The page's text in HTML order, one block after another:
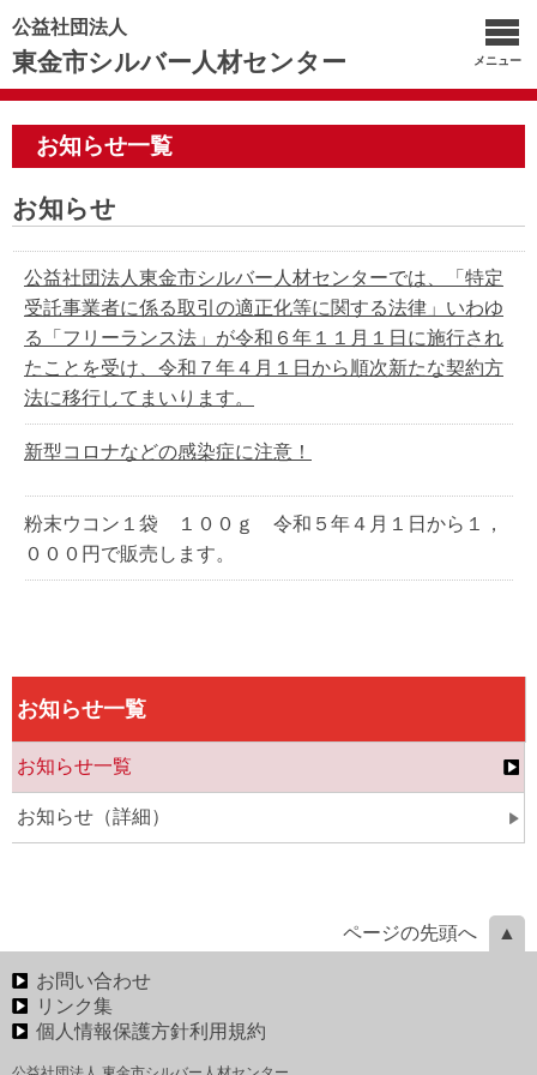
公益社団法人
東金市シルバー人材センター メニュー
お知らせ一覧
お知らせ
公益社団法人東金市シルバー人材センターでは、「特定
受託事業者に係る取引の適正化等に関する法律」いわゆ
る「フリーランス法」が令和６年１１月１日に施行され
たことを受け、令和７年４月１日から順次新たな契約方
法に移行してまいります。
新型コロナなどの感染症に注意！
粉末ウコン１袋 １００ｇ 令和５年４月１日から１，
０００円で販売します。
お知らせ一覧
お知らせ一覧
お知らせ（詳細）
ページの先頭へ
お問い合わせ
リンク集
個人情報保護方針利用規約